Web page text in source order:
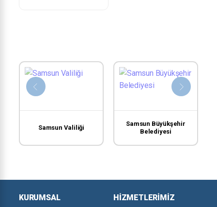
Samsun Valiliği
Samsun Büyükşehir
Belediyesi
KURUMSAL HIZMETLERIMIZ